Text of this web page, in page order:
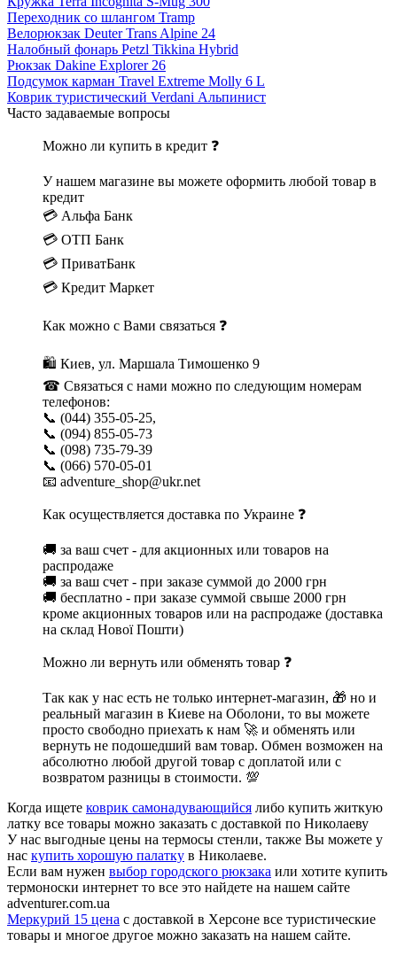
Переходник со шлангом Tramp
Велорюкзак Deuter Trans Alpine 24
Налобный фонарь Petzl Tikkina Hybrid
Рюкзак Dakine Explorer 26
Подсумок карман Travel Extreme Molly 6 L
Коврик туристический Verdani Альпинист
Часто задаваемые вопросы
Можно ли купить в кредит ❓
У нашем магазине вы можете оформить любой товар в
кредит
💳 Альфа Банк
💳 ОТП Банк
💳 ПриватБанк
💳 Кредит Маркет
Как можно с Вами связаться ❓
🛍 Киев, ул. Маршала Тимошенко 9
☎ Связаться с нами можно по следующим номерам
телефонов:
📞 (044) 355-05-25,
📞 (094) 855-05-73
📞 (098) 735-79-39
📞 (066) 570-05-01
📧 adventure_shop@ukr.net
Как осуществляется доставка по Украине ❓
🚚 за ваш счет - для акционных или товаров на
распродаже
🚚 за ваш счет - при заказе суммой до 2000 грн
🚚 бесплатно - при заказе суммой свыше 2000 грн
кроме акционных товаров или на распродаже (доставка
на склад Нової Пошти)
Можно ли вернуть или обменять товар ❓
Так как у нас есть не только интернет-магазин, 🎁 но и
реальный магазин в Киеве на Оболони, то вы можете
просто свободно приехать к нам 🚀 и обменять или
вернуть не подошедший вам товар. Обмен возможен на
абсолютно любой другой товар с доплатой или с
возвратом разницы в стоимости. 💯
Когда ищете коврик самонадувающийся либо купить житкую
латку все товары можно заказать с доставкой по Николаеву
У нас выгодные цены на термосы стенли, также Вы можете у
нас купить хорошую палатку в Николаеве.
Если вам нужен выбор городского рюкзака или хотите купить
термоноски интернет то все это найдете на нашем сайте
adventurer.com.ua
Меркурий 15 цена с доставкой в Херсоне все туристические
товары и многое другое можно заказать на нашем сайте.